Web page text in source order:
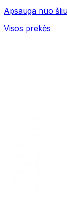
Apsauga nuo
Visos prekės